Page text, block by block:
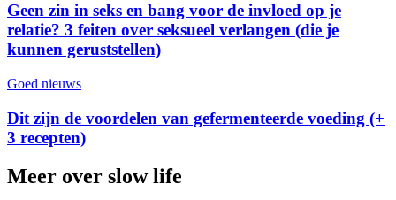
Geen zin in seks en bang voor de invloed op je
relatie? 3 feiten over seksueel verlangen (die je
kunnen geruststellen)
Goed nieuws
Dit zijn de voordelen van gefermenteerde voeding (+
3 recepten)
Meer over slow life